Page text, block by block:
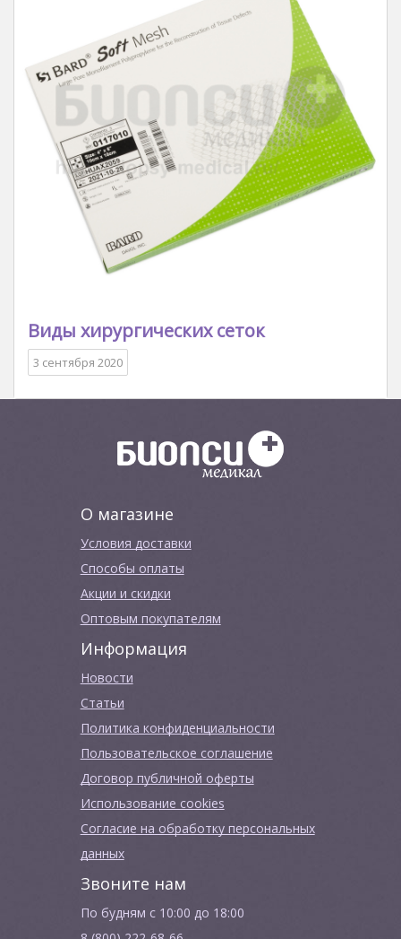
Виды хирургических сеток
3 сентября 2020
О магазине
Условия доставки
Способы оплаты
Акции и скидки
Оптовым покупателям
Информация
Новости
Cтатьи
Политика конфиденциальности
Пользовательское соглашение
Договор публичной оферты
Использование cookies
Согласие на обработку персональных
данных
Звоните нам
По будням с 10:00 до 18:00